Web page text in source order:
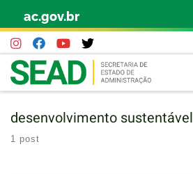
Skip to content
ac.gov.br
desenvolvimento sustentável
1 post